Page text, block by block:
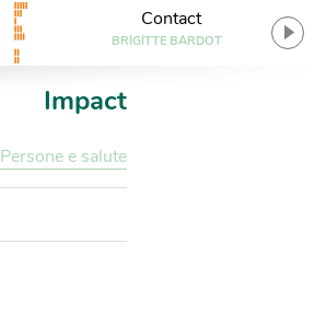
Contact
BRIGITTE BARDOT
Impact
Persone e salute